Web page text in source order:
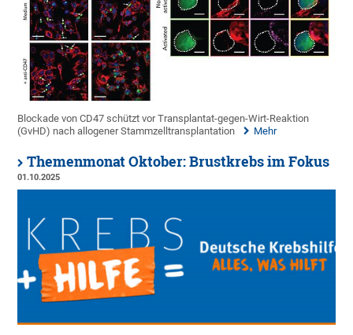
Blockade von CD47 schützt vor Transplantat-gegen-Wirt-Reaktion
(GvHD) nach allogener Stammzelltransplantation
Mehr
Themenmonat Oktober: Brustkrebs im Fokus
01.10.2025